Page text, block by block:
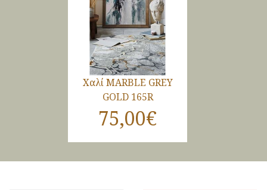
Χαλί MARBLE GREY
GOLD 165R
75,00€